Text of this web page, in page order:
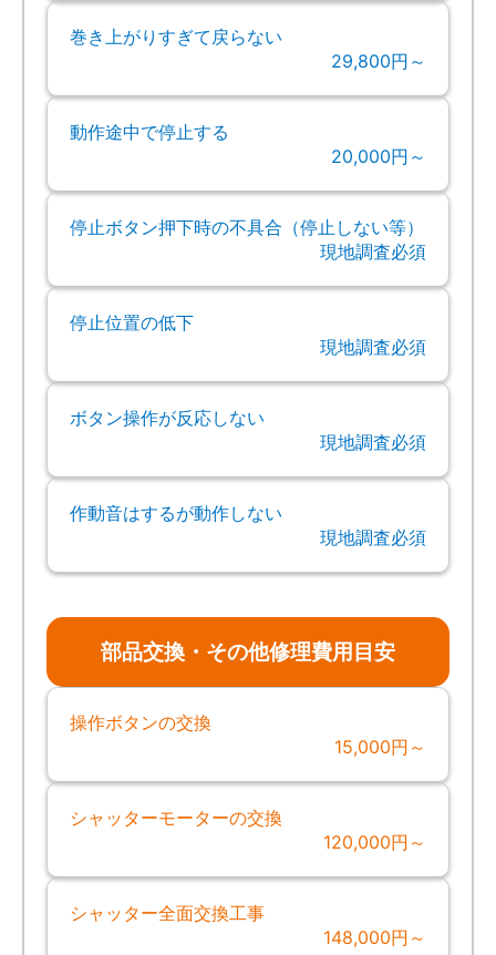
巻き上がりすぎて戻らない
29,800円～
動作途中で停止する
20,000円～
停止ボタン押下時の不具合（停止しない等）
現地調査必須
停止位置の低下
現地調査必須
ボタン操作が反応しない
現地調査必須
作動音はするが動作しない
現地調査必須
部品交換・その他修理費用目安
操作ボタンの交換
15,000円～
シャッターモーターの交換
120,000円～
シャッター全面交換工事
148,000円～